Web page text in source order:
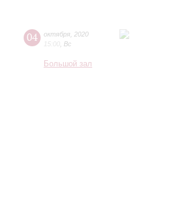
04 октября 2020
15:00 Вс
Большой зал